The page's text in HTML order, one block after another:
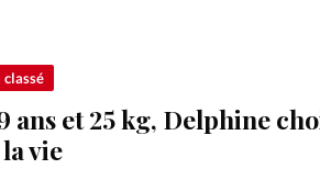
classé
ans et 25 kg, Delphine
vie